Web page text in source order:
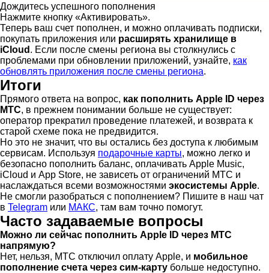
Дождитесь успешного пополнения
Нажмите кнопку «Активировать».
Теперь ваш счет пополнен, и можно оплачивать подписки,
покупать приложения или расширять хранилище в
iCloud . Если после смены региона вы столкнулись с
проблемами при обновлении приложений, узнайте, как
обновлять приложения после смены региона.
Итоги
Прямого ответа на вопрос, как пополнить Apple ID через
МТС, в прежнем понимании больше не существует:
оператор прекратил проведение платежей, и возврата к
старой схеме пока не предвидится.
Но это не значит, что вы остались без доступа к любимым
сервисам. Используя подарочные карты, можно легко и
безопасно пополнить баланс, оплачивать Apple Music,
iCloud и App Store, не зависеть от ограничений МТС и
наслаждаться всеми возможностями экосистемы Apple.
Не смогли разобраться с пополнением? Пишите в наш чат
в Telegram или МАКС, там вам точно помогут.
Часто задаваемые вопросы
Можно ли сейчас пополнить Apple ID через МТС
напрямую?
Нет, нельзя, МТС отключил оплату Apple, и мобильное
пополнение счета через сим-карту больше недоступно.